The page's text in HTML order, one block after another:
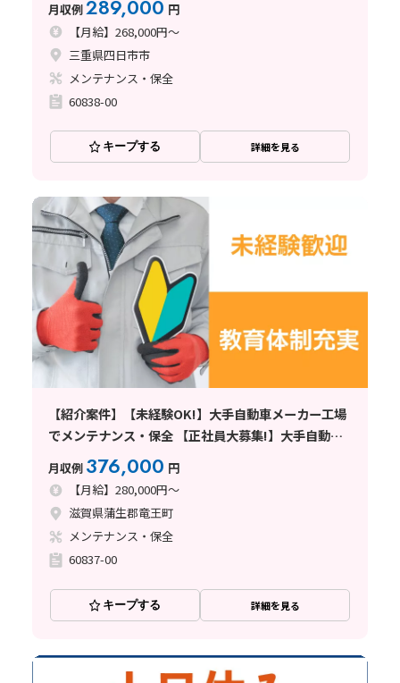
月収例289,000 円
【月給】268,000円～
三重県四日市市
メンテナンス・保全
60838-00
キープする 詳細を見る
【紹介案件】【未経験OK!】大手自動車メーカー工場
でメンテナンス・保全 【正社員大募集!】大手自動車
メーカーで設備保全のお仕事!
月収例 376,000 円
【月給】280,000円～
滋賀県蒲生郡竜王町
メンテナンス・保全
60837-00
キープする 詳細を見る